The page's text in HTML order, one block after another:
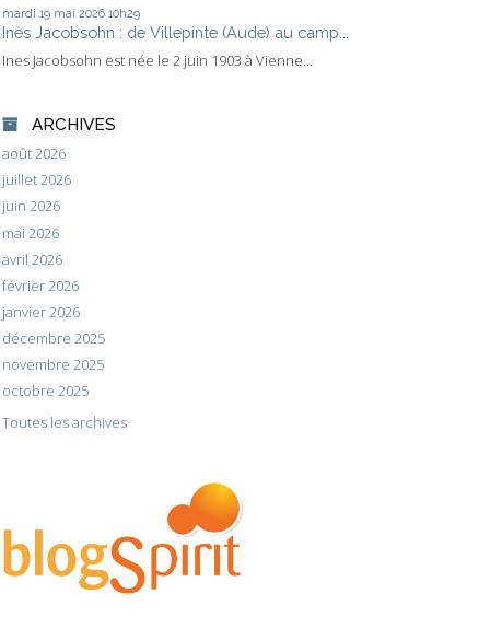
mardi 19 mai 2026 10h29
Inès Jacobsohn : de Villepinte (Aude) au camp...
Ines Jacobsohn est née le 2 juin 1903 à Vienne...
ARCHIVES
août 2026
juillet 2026
juin 2026
mai 2026
avril 2026
février 2026
janvier 2026
décembre 2025
novembre 2025
octobre 2025
Toutes les archives